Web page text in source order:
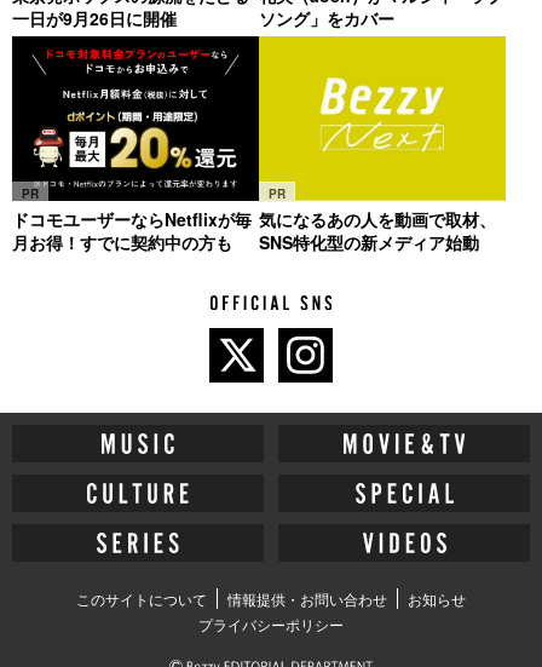
一日が9月26日に開催
ソング」をカバー
PR
ドコモユーザーならNetflixが毎
月お得！すでに契約中の方も
PR
気になるあの人を動画で取材、
SNS特化型の新メディア始動
このサイトについて 情報提供・お問い合わせ
お知らせ
プライバシーポリシー